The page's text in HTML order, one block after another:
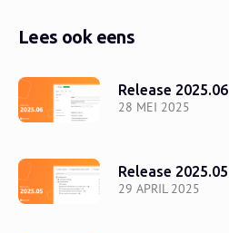
Lees ook eens
28 MEI 2025
Release 2025.06
29 APRIL 2025
Release 2025.05